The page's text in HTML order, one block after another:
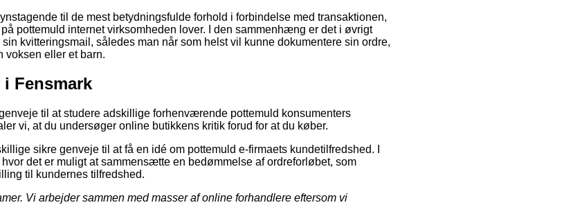
til de mest betydningsfulde forhold i forbindelse med transaktionen,
pottemuld internet virksomheden lover. I den sammenhæng er det i øvrigt
kvitteringsmail, således man når som helst vil kunne dokumentere sin ordre,
voksen eller et barn.
Fensmark
til at studere adskillige forhenværende pottemuld konsumenters
vi, at du undersøger online butikkens kritik forud for at du køber.
sikre genveje til at få en idé om pottemuld e-firmaets kundetilfredshed. I
det er muligt at sammensætte en bedømmelse af ordreforløbet, som
til kundernes tilfredshed.
Vi arbejder sammen med masser af online forhandlere eftersom vi